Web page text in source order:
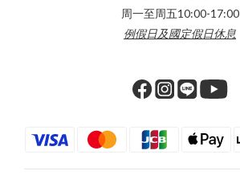
周一至周五10:00-17:00
例假日及國定假日休息